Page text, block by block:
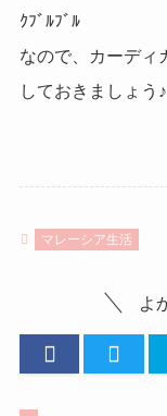
ｸﾌﾞﾙﾌﾞﾙ
なので、カーディ
しておきましょう♪
マレーシア生活
よ